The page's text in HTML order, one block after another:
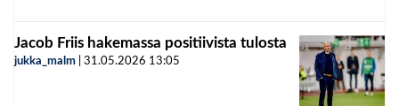
Jacob Friis hakemassa positiivista tulosta
jukka_malm 31.05.2026 13:05